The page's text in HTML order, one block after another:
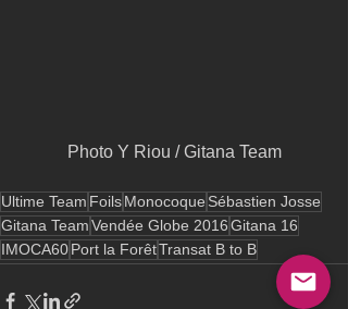
Photo Y Riou / Gitana Team
Ultime Team FoilsMonocoque Sébastien Josse
Gitana TeamVendée Globe 2016Gitana 16
IMOCA60Port la ForêtTransat B to B